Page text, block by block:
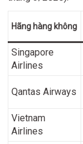
Hãng hàng không
Singapore
Airlines
Qantas Airways
Vietnam
Airlines